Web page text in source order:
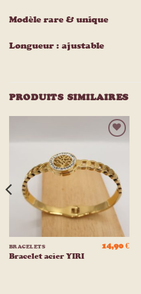
Modèle rare & unique
Longueur : ajustable
PRODUITS SIMILAIRES
d’envies
BRACELETS
Bracelet acier YIRI
14,90€